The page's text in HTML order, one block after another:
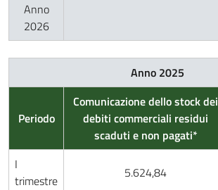
Anno
2026
Anno 2025
Periodo
Comunicazione dello stock dei
debiti commerciali residui
scaduti e non pagati*
I
trimestre
5.624,84